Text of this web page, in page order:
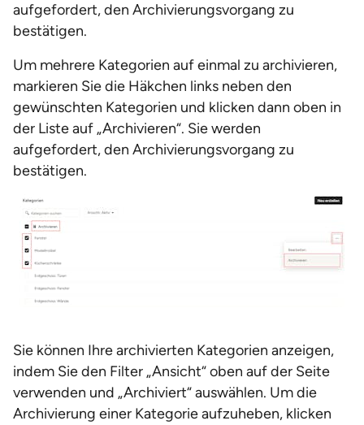
aufgefordert, den Archivierungsvorgang zu
bestätigen.
Um mehrere Kategorien auf einmal zu archivieren,
markieren Sie die Häkchen links neben den
gewünschten Kategorien und klicken dann oben in
der Liste auf „Archivieren“. Sie werden
aufgefordert, den Archivierungsvorgang zu
bestätigen.
Sie können Ihre archivierten Kategorien anzeigen,
indem Sie den Filter „Ansicht“ oben auf der Seite
verwenden und „Archiviert“ auswählen. Um die
Archivierung einer Kategorie aufzuheben, klicken